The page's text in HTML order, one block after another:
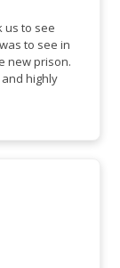
us to see
to see in
new prison.
highly